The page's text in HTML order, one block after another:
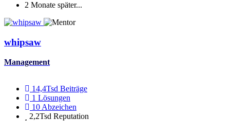
2 Monate später...
whipsaw
Management
14,4Tsd Beiträge
1 Lösungen
10 Abzeichen
2,2Tsd Reputation